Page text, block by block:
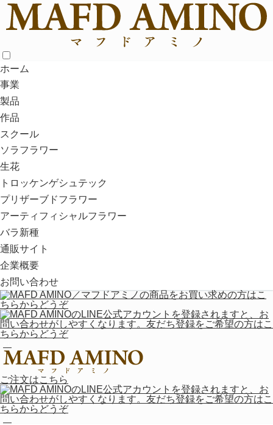
ホーム
事業
製品
作品
スクール
ソラフラワー
生花
トロッケンゲシュテック
プリザーブドフラワー
アーティフィシャルフラワー
バラ新種
通販サイト
企業概要
お問い合わせ
ご注文はこちら
ホーム>
お知らせ
MAFD AMINOは国内ならびに海外にて開催の様々なイベン
ト・展示会へ多く出展しております。
こちらでは国内外の各種イベントへの出展予告や、出展作品の
紹介、開催報告などもお知らせしてまいります。
また、各国への研修旅行や取材旅行など、海外の旅行記も随時
ご紹介いたします。
最新のお知らせ
桜装花の様子を撮影した動画を公開しまし
た。
人気のソラフラワーの作り方を動画で紹介
しています。
2024/10/01（火） お役立ち豆知識
人気のソラフラワー素材の解説動画を公開
しました。